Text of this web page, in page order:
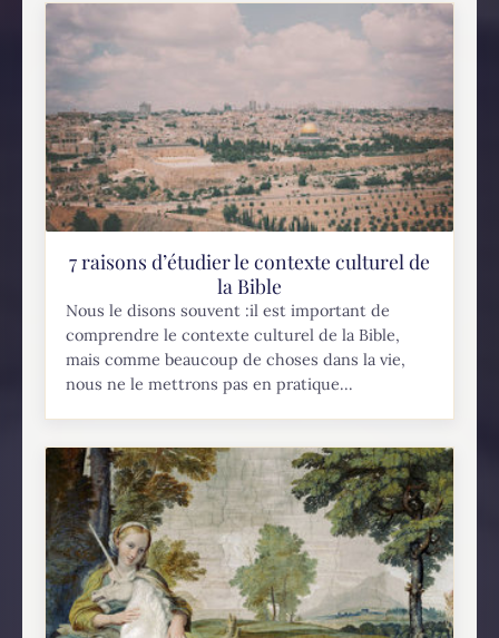
7 raisons d’étudier le contexte culturel de
la Bible
Nous le disons souvent :il est important de
comprendre le contexte culturel de la Bible,
mais comme beaucoup de choses dans la vie,
nous ne le mettrons pas en pratique...